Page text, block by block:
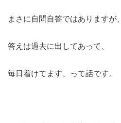
まさに自問自答ではありますが、
答えは過去に出してあって、
毎日着けてます、って話です。